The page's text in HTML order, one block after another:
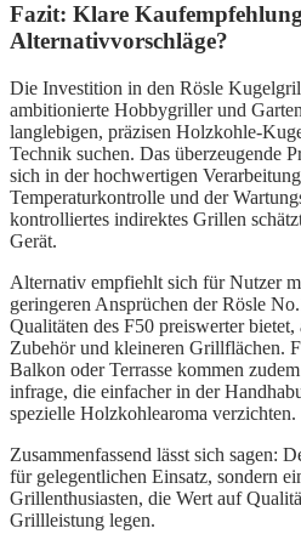
Fazit: Klare
Alternativvorschläge?
Die Investition in den Rösle
ambitionierte Hobbygriller und
langlebigen, präzisen Holzkohle-
Technik suchen. Das überzeugende
sich in der hochwertigen
Temperaturkontrolle und der
kontrolliertes indirektes Grillen
Gerät.
Alternativ empfiehlt sich für Nutzer
geringeren Ansprüchen der Rösle
Qualitäten des F50 preiswerter
Zubehör und kleineren Grillflächen.
Balkon oder Terrasse kommen
infrage, die einfacher in der
spezielle Holzkohlearoma verzichten.
Zusammenfassend lässt sich sagen:
für gelegentlichen Einsatz, sondern
Grillenthusiasten, die Wert auf
Grillleistung legen.